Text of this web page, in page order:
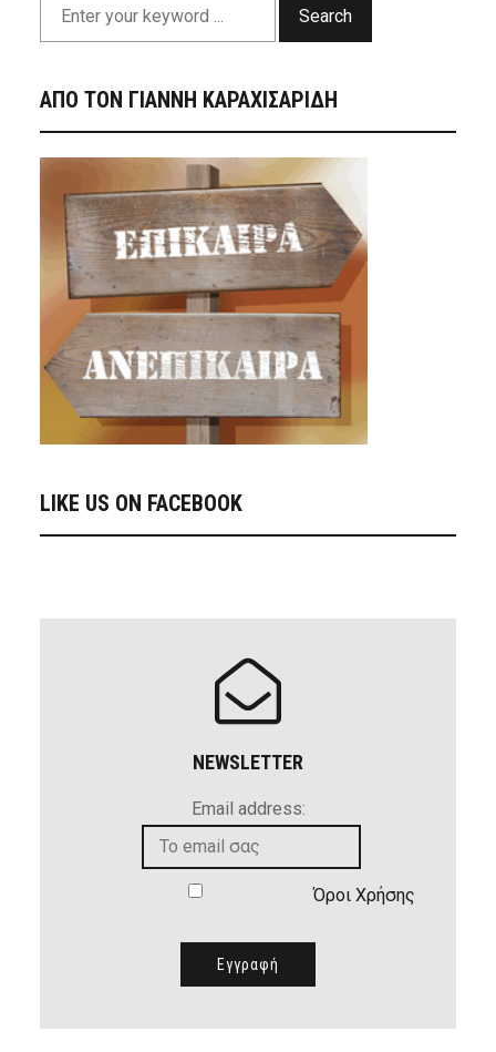
Search
ΑΠΟ ΤΟΝ ΓΙΑΝΝΗ ΚΑΡΑΧΙΣΑΡΙΔΗ
LIKE US ON FACEBOOK
NEWSLETTER
Email address:
Όροι Χρήσης